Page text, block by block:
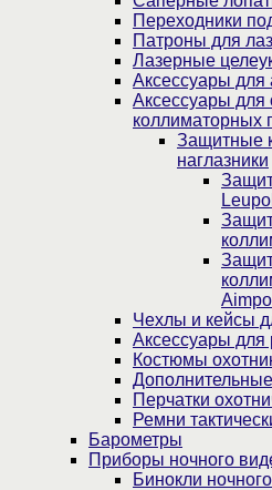
Переходники
Патроны для
Лазерные
Аксессуары для
Аксессуары для
коллиматорных
Защитные
наглазники
Чехлы и кейсы
Аксессуары для
Костюмы
Перчатки
Ремни
Барометры
Приборы ночного
Бинокли